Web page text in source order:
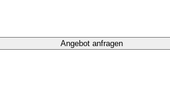
Angebot anfragen